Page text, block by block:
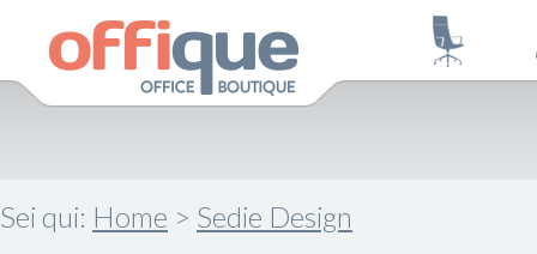
Sei qui: Home > Sedie Design